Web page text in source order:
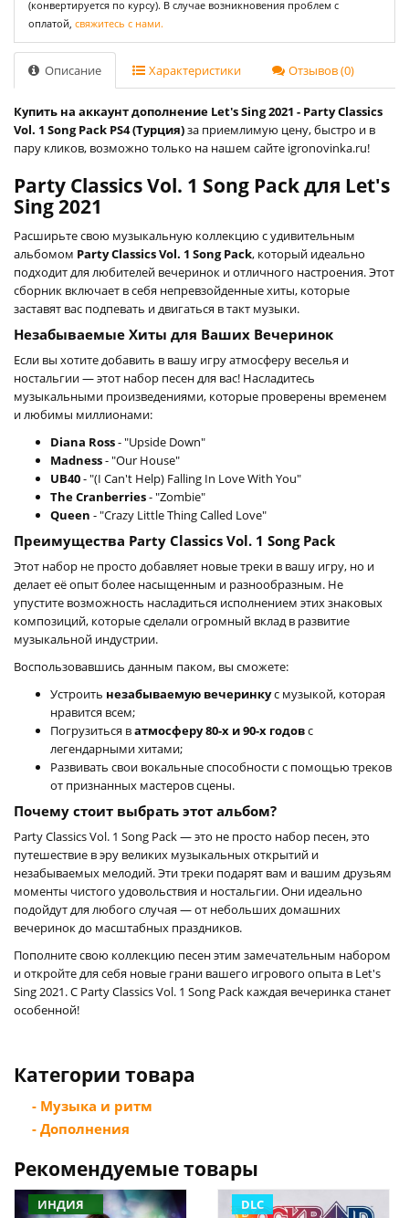
(конвертируется по курсу). В случае возникновения проблем с
оплатой, свяжитесь с нами.
Описание Характеристики Отзывов (0)
Купить на аккаунт дополнение Let's Sing 2021 - Party Classics
Vol. 1 Song Pack PS4 (Турция)за приемлимую цену, быстро и в
пару кликов, возможно только на нашем сайте igronovinka.ru!
Party Classics Vol. 1 Song Pack для Let's
Sing 2021
Расширьте свою музыкальную коллекцию с удивительным
альбомом Party Classics Vol. 1 Song Pack, который идеально
подходит для любителей вечеринок и отличного настроения. Этот
сборник включает в себя непревзойденные хиты, которые
заставят вас подпевать и двигаться в такт музыки.
Незабываемые Хиты для Ваших Вечеринок
Если вы хотите добавить в вашу игру атмосферу веселья и
ностальгии — этот набор песен для вас! Насладитесь
музыкальными произведениями, которые проверены временем
и любимы миллионами:
Diana Ross- "Upside Down"
Madness- "Our House"
UB40- "(I Can't Help) Falling In Love With You"
The Cranberries- "Zombie"
Queen - "Crazy Little Thing Called Love"
Преимущества Party Classics Vol. 1 Song Pack
Этот набор не просто добавляет новые треки в вашу игру, но и
делает её опыт более насыщенным и разнообразным. Не
упустите возможность насладиться исполнением этих знаковых
композиций, которые сделали огромный вклад в развитие
музыкальной индустрии.
Воспользовавшись данным паком, вы сможете:
Устроить незабываемую вечеринкус музыкой, которая
нравится всем;
Погрузиться ватмосферу 80-х и 90-х годовс
легендарными хитами;
Развивать свои вокальные способности с помощью треков
от признанных мастеров сцены.
Почему стоит выбрать этот альбом?
Party Classics Vol. 1 Song Pack — это не просто набор песен, это
путешествие в эру великих музыкальных открытий и
незабываемых мелодий. Эти треки подарят вам и вашим друзьям
моменты чистого удовольствия и ностальгии. Они идеально
подойдут для любого случая — от небольших домашних
вечеринок до масштабных праздников.
Пополните свою коллекцию песен этим замечательным набором
и откройте для себя новые грани вашего игрового опыта в Let's
Sing 2021. С Party Classics Vol. 1 Song Pack каждая вечеринка станет
особенной!
Категории товара
- Музыка и ритм
- Дополнения
Рекомендуемые товары
ИНДИЯ
DLC